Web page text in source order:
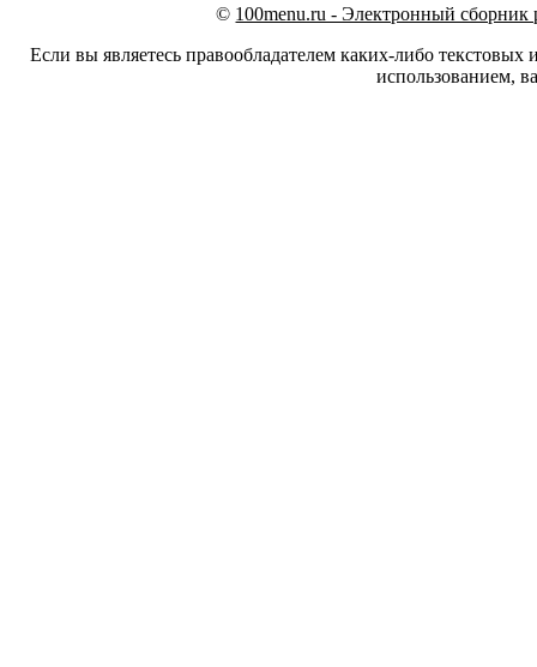
© 100menu.ru - Электронный сборник
Если вы являетесь правообладателем каких-либо
использованием,